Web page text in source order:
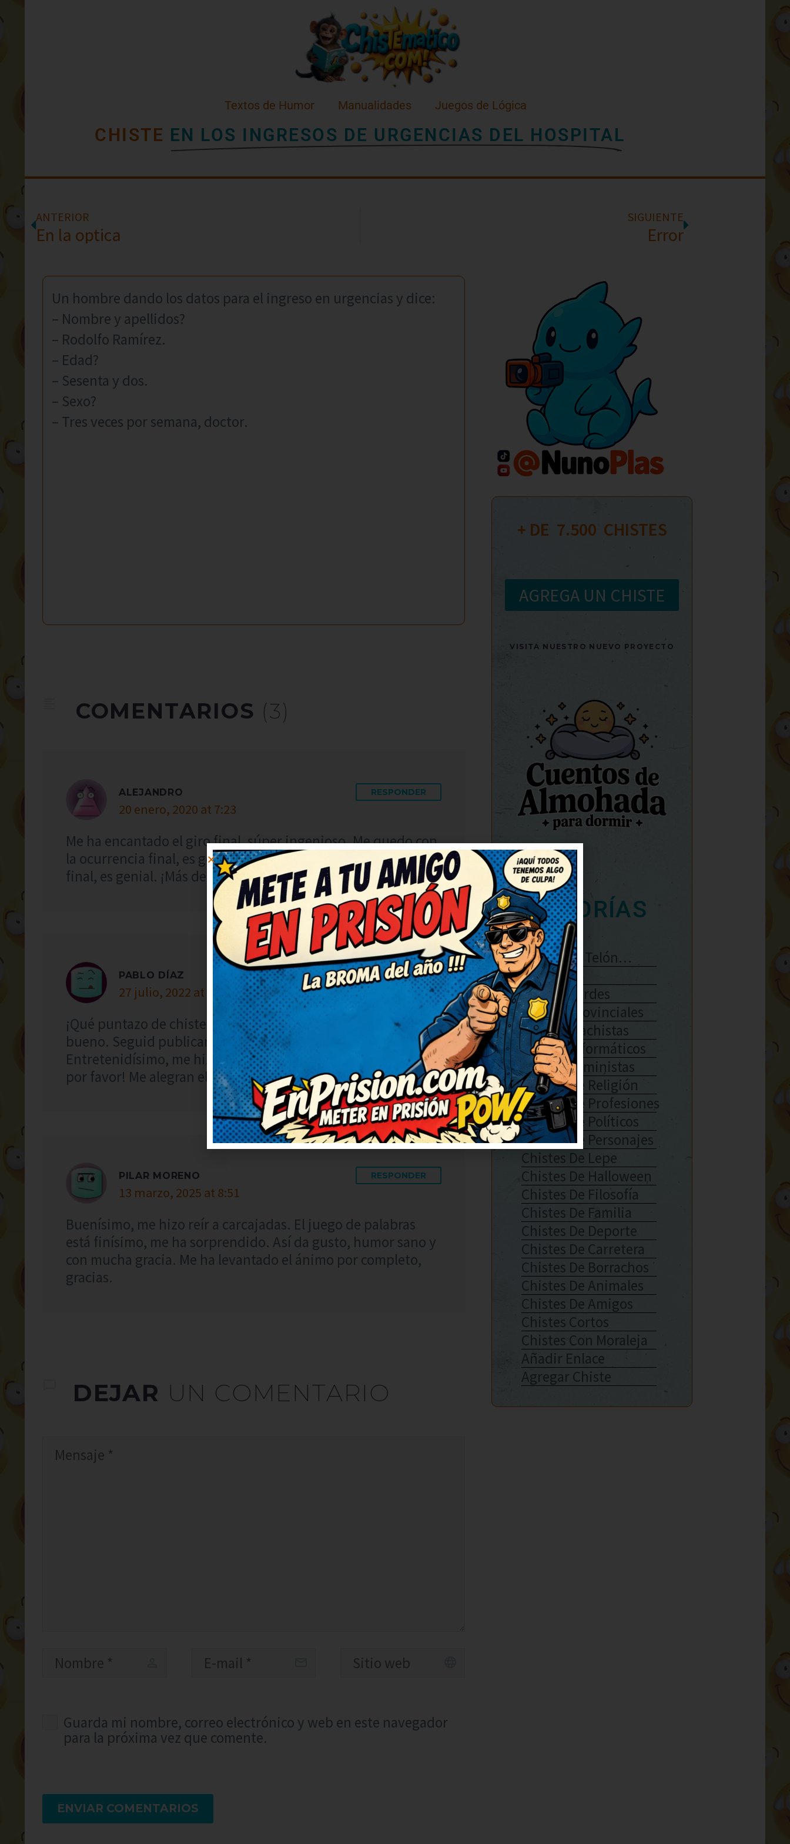
Textos de Humor Manualidades Juegos de Lógica
CHISTE EN LOS INGRESOS DE URGENCIAS DEL HOSPITAL
ANTERIOR
En la optica
SIGUIENTE
Error
Un hombre dando los datos para el ingreso en urgencias y dice:
– Nombre y apellidos?
– Rodolfo Ramírez.
– Edad?
– Sesenta y dos.
– Sexo?
– Tres veces por semana, doctor.
COMENTARIOS (3)
ALEJANDRO
20 enero, 2020 at 7:23
RESPONDER
Me ha encantado el giro final, súper ingenioso. Me quedo con
la ocurrencia final, es genial. Me quedo con la ocurrencia
final, es genial. ¡Más de estos, por favor! Me alegran el día.
PABLO DÍAZ
27 julio, 2022 at 6:03
RESPONDER
¡Qué puntazo de chiste! No puedo dejar de sonreír, qué
bueno. Seguid publicando más, que alegran un montón.
Entretenidísimo, me hizo desconectar un rato. ¡Más de estos,
por favor! Me alegran el día.
PILAR MORENO
13 marzo, 2025 at 8:51
RESPONDER
Buenísimo, me hizo reír a carcajadas. El juego de palabras
está finísimo, me ha sorprendido. Así da gusto, humor sano y
con mucha gracia. Me ha levantado el ánimo por completo,
gracias.
DEJAR UN COMENTARIO
Guarda mi nombre, correo electrónico y web en este navegador
para la próxima vez que comente.
ENVIAR COMENTARIOS
+ DE 7.500
  CHISTES
AGREGA UN CHISTE
VISITA NUESTRO NUEVO PROYECTO
CATEGORÍAS
Se Abre El Telón…
Enlaces
Chistes Verdes
Chistes Provinciales
Chistes Machistas
Chistes Informáticos
Chistes Feministas
Chistes De Religión
Chistes De Profesiones
Chistes De Políticos
Chistes De Personajes
Chistes De Lepe
Chistes De Halloween
Chistes De Filosofía
Chistes De Familia
Chistes De Deporte
Chistes De Carretera
Chistes De Borrachos
Chistes De Animales
Chistes De Amigos
Chistes Cortos
Chistes Con Moraleja
Añadir Enlace
Agregar Chiste